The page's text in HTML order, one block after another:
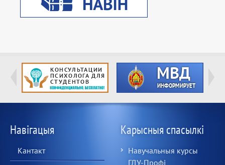
Навігацыя
Кантакт
Карысныя спасылкі
Навучальныя курсы
ГДУ-Профі